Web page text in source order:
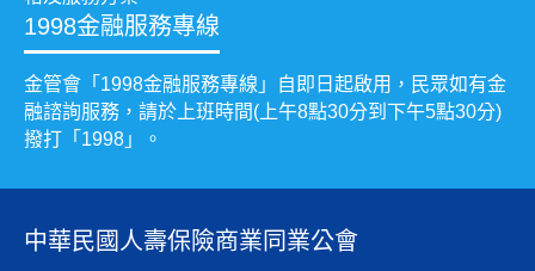
1998金融服務專線
金管會「1998金融服務專線」自即日起啟用，民眾如有金
融諮詢服務，請於上班時間(上午8點30分到下午5點30分)
撥打「1998」。
中華民國人壽保險商業同業公會